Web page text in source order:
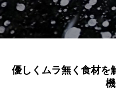
優しくムラ無く食材を
機